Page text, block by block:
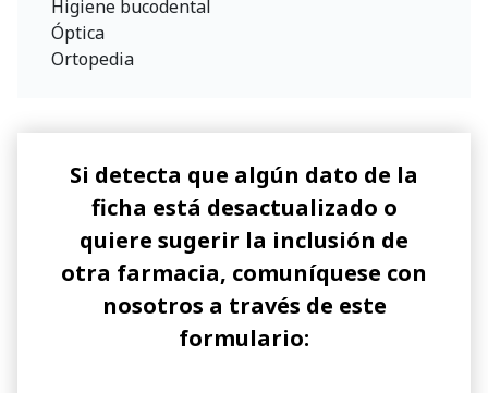
Higiene bucodental
Óptica
Ortopedia
Si detecta que algún dato de la
ficha está desactualizado o
quiere sugerir la inclusión de
otra farmacia, comuníquese con
nosotros a través de este
formulario: